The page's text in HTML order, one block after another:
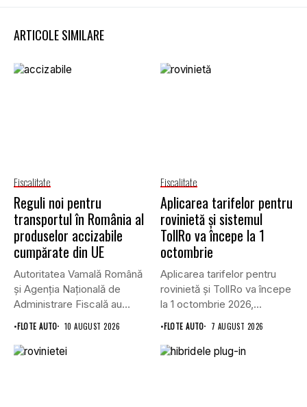
ARTICOLE SIMILARE
Fiscalitate
Reguli noi pentru
transportul în România al
produselor accizabile
cumpărate din UE
Autoritatea Vamală Română
și Agenția Națională de
Administrare Fiscală au
emis un...
•FLOTE AUTO 10 AUGUST 2026
Fiscalitate
Aplicarea tarifelor pentru
rovinietă și sistemul
TollRo va începe la 1
octombrie
Aplicarea tarifelor pentru
rovinietă și TollRo va începe
la 1 octombrie 2026,...
•FLOTE AUTO 7 AUGUST 2026